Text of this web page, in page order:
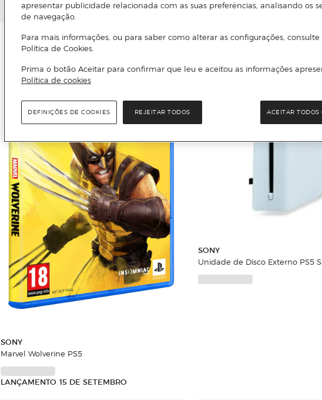
Adicionar Adicionar
SONY
Marvel Wolverine PS5
LANÇAMENTO 15 DE SETEMBRO
SONY
Unidade de Disco Externo PS5
apresentar publicidade relacionada com as suas preferências, analisando os
de navegação.
Para mais informações, ou para saber como alterar as configurações, consulte
Política de Cookies.
Prima o botão Aceitar para confirmar que leu e aceitou as informações
Política de cookies
REJEITAR TODOS ACEITAR TODOS
DEFINIÇÕES DE COOKIES